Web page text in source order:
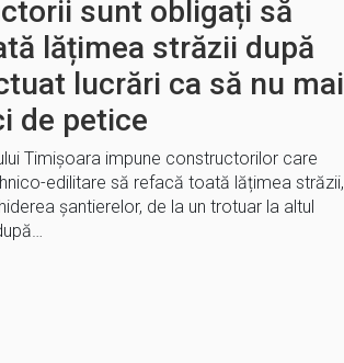
sunt obligați să
lățimea străzii după
lucrări ca să nu mai
de petice
Timișoara impune constructorilor care
edilitare să refacă toată lățimea străzii,
șantierelor, de la un trotuar la altul